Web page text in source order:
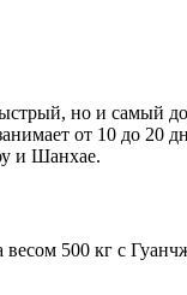
но и самый
от 10 до
и Шанхае.
весом 500 кг с